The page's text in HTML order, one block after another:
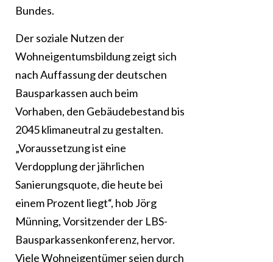
Bundes.
Der soziale Nutzen der
Wohneigentumsbildung zeigt sich
nach Auffassung der deutschen
Bausparkassen auch beim
Vorhaben, den Gebäudebestand bis
2045 klimaneutral zu gestalten.
„Voraussetzung ist eine
Verdopplung der jährlichen
Sanierungsquote, die heute bei
einem Prozent liegt“, hob Jörg
Münning, Vorsitzender der LBS-
Bausparkassenkonferenz, hervor.
Viele Wohneigentümer seien durch